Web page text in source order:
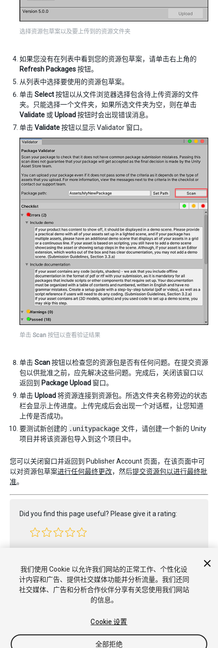
选择资源包草案以及要上传到的资源文件夹
如果您没有在列表中看到您的资源包草案，请单击右上角的
Refresh Packages按钮。
从列表中选择要使用的资源包草案。
单击Select按钮以从文件浏览器选择包含待上传资源的文件
夹。只能选择一个文件夹，如果所选文件夹为空，则在单击
Validate 或Upload按钮时会出现错误消息。
单击Validate按钮以显示 Validator 窗口。
单击 Scan 按钮以查看验证结果
单击Scan按钮以检查您的资源包是否有任何问题。在提交资源
包以供批准之前，应先解决这些问题。完成后，关闭该窗口以
返回到 Package Upload 窗口。
单击Upload将资源连接到资源包。所选文件夹名称旁边的状态
栏会显示上传进度。上传完成后会出现一个对话框，让您知道
上传是否成功。
要测试新创建的 .unitypackage 文件，请创建一个新的 Unity
项目并将该资源包导入到这个项目中。
您可以关闭窗口并返回到 Publisher Account 页面，在该页面中可
以对资源包草案进行任何最终更改，然后提交资源包以进行最终批
准。
Did you find this page useful? Please give it a rating:
我们使用 Cookie 以允许我们网站的正常工作、个性化设
计内容和广告、提供社交媒体功能并分析流量。我们还同
社交媒体、广告和分析合作伙伴分享有关您使用我们网站
的信息。
Cookie 设置
全部拒绝